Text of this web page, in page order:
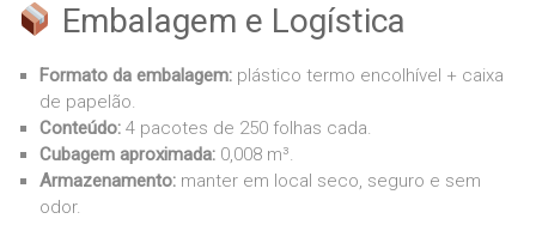
Embalagem e Logística
Formato da embalagem: plástico termo encolhível + caixa
de papelão.
Conteúdo: 4 pacotes de 250 folhas cada.
Cubagem aproximada: 0,008 m³.
Armazenamento: manter em local seco, seguro e sem
odor.